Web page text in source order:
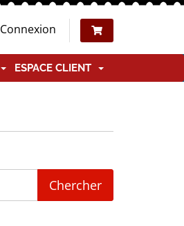
Connexion
ESPACE CLIENT